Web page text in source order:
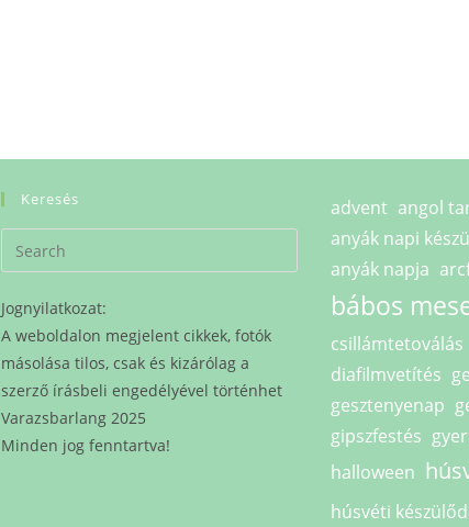
Keresés
Jognyilatkozat:
A weboldalon megjelent cikkek, fotók
másolása tilos, csak és kizárólag a
szerző írásbeli engedélyével történhet
Varazsbarlang 2025
Minden jog fenntartva!
advent angol
anyák napi
anyák napja
bábos
csillámtetoválás
diafilmvetítés
gesztenyenap
gipszfestés
halloween
húsvéti